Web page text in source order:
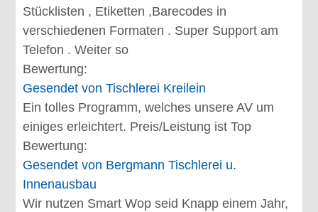
Stücklisten , Etiketten ,Barecodes in
verschiedenen Formaten . Super Support am
Telefon . Weiter so
Bewertung:
Gesendet vonTischlerei Kreilein
Ein tolles Programm, welches unsere AV um
einiges erleichtert. Preis/Leistung ist Top
Bewertung:
Gesendet von Bergmann Tischlerei u.
Innenausbau
Wir nutzen Smart Wop seid Knapp einem Jahr,